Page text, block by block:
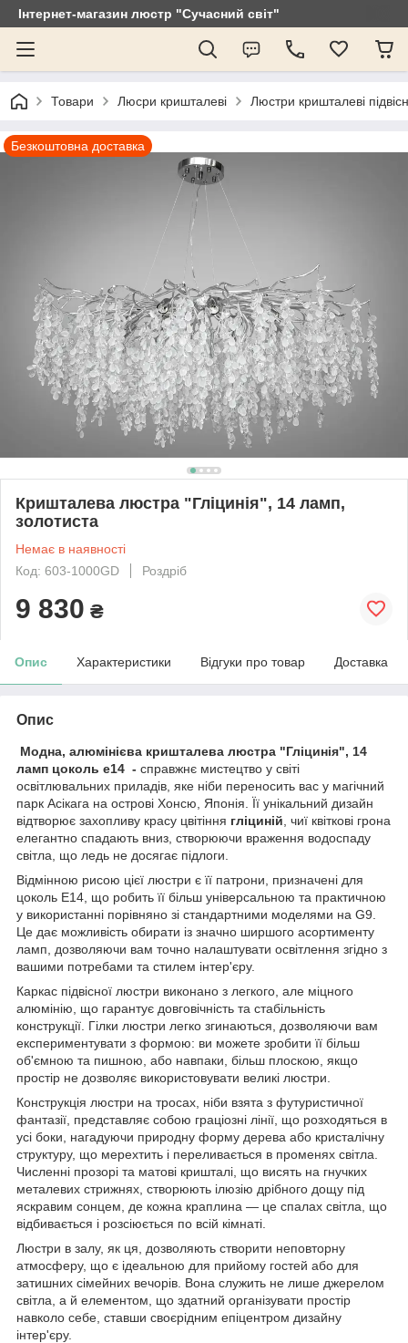
Інтернет-магазин люстр "Сучасний світ"
Товари Люсри кришталеві Люстри кришталеві
Безкоштовна доставка
Кришталева люстра "Гліцинія", 14 ламп,
золотиста
Немає в наявності
Код: 603-1000GD
Роздріб
9 830 ₴
Опис Характеристики Відгуки про товар Доставка
Опис
Модна, алюмінієва кришталева люстра "Гліцинія", 14
ламп цоколь е14 - справжнє мистецтво у світі
освітлювальних приладів, яке ніби переносить вас у магічний
парк Асікага на острові Хонсю, Японія. Її унікальний дизайн
відтворює захопливу красу цвітіння гліциній , чиї квіткові грона
елегантно спадають вниз, створюючи враження водоспаду
світла, що ледь не досягає підлоги.
Відмінною рисою цієї люстри є її патрони, призначені для
цоколь Е14, що робить її більш універсальною та практичною
у використанні порівняно зі стандартними моделями на G9.
Це дає можливість обирати із значно ширшого асортименту
ламп, дозволяючи вам точно налаштувати освітлення згідно з
вашими потребами та стилем інтер'єру.
Каркас підвісної люстри виконано з легкого, але міцного
алюмінію, що гарантує довговічність та стабільність
конструкції. Гілки люстри легко згинаються, дозволяючи вам
експериментувати з формою: ви можете зробити її більш
об'ємною та пишною, або навпаки, більш плоскою, якщо
простір не дозволяє використовувати великі люстри.
Конструкція люстри на тросах, ніби взята з футуристичної
фантазії, представляє собою граціозні лінії, що розходяться в
усі боки, нагадуючи природну форму дерева або кристалічну
структуру, що мерехтить і переливається в променях світла.
Численні прозорі та матові кришталі, що висять на гнучких
металевих стрижнях, створюють ілюзію дрібного дощу під
яскравим сонцем, де кожна краплина — це спалах світла, що
відбивається і розсіюється по всій кімнаті.
Люстри в залу, як ця, дозволяють створити неповторну
атмосферу, що є ідеальною для прийому гостей або для
затишних сімейних вечорів. Вона служить не лише джерелом
світла, а й елементом, що здатний організувати простір
навколо себе, ставши своєрідним епіцентром дизайну
інтер'єру.